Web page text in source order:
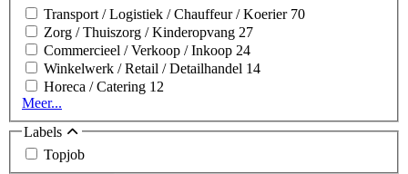
Transport / Logistiek / Chauffeur / Koerier 70
Zorg / Thuiszorg / Kinderopvang 27
Commercieel / Verkoop / Inkoop 24
Winkelwerk / Retail / Detailhandel 14
Horeca / Catering 12
Meer...
Labels
Topjob